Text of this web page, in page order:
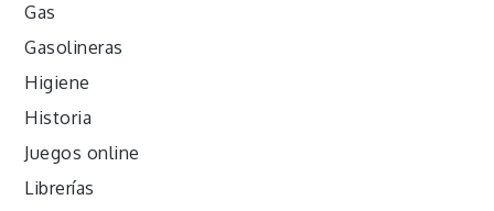
Gas
Gasolineras
Higiene
Historia
Juegos online
Librerías